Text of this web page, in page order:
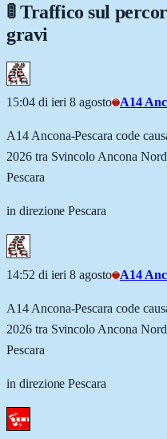
🚦 Traffico sul
gravi
15:04 di ieri 8 agosto A14
A14 Ancona-Pescara code
2026 tra Svincolo Ancona
Pescara
in direzione Pescara
14:52 di ieri 8 agosto A14
A14 Ancona-Pescara code
2026 tra Svincolo Ancona
Pescara
in direzione Pescara